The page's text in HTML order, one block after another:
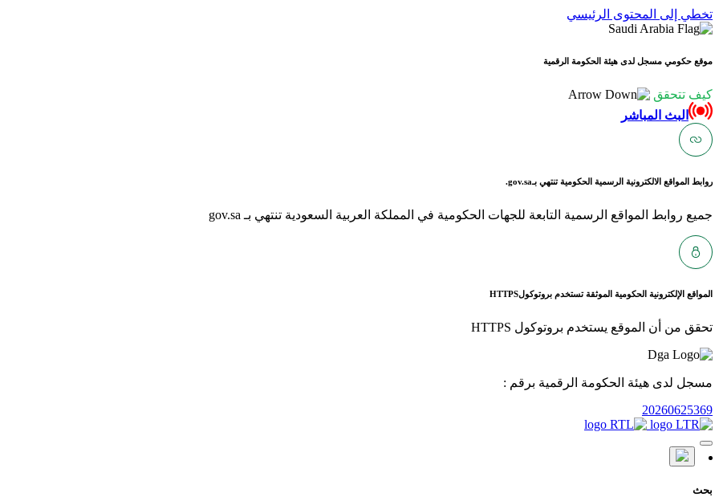
تخطي إلى المحتوى الرئيسي
موقع حكومي مسجل لدى هيئة الحكومة الرقمية
كيف تتحقق
البث المباشر
روابط المواقع الالكترونية الرسمية الحكومية تنتهي بـgov.sa.
جميع روابط المواقع الرسمية التابعة للجهات الحكومية في المملكة العربية السعودية تنتهي بـ gov.sa
المواقع الإلكترونية الحكومية الموثقة تستخدم بروتوكولHTTPS
تحقق من أن الموقع يستخدم بروتوكول HTTPS
مسجل لدى هيئة الحكومة الرقمية برقم :
20260625369
بحث